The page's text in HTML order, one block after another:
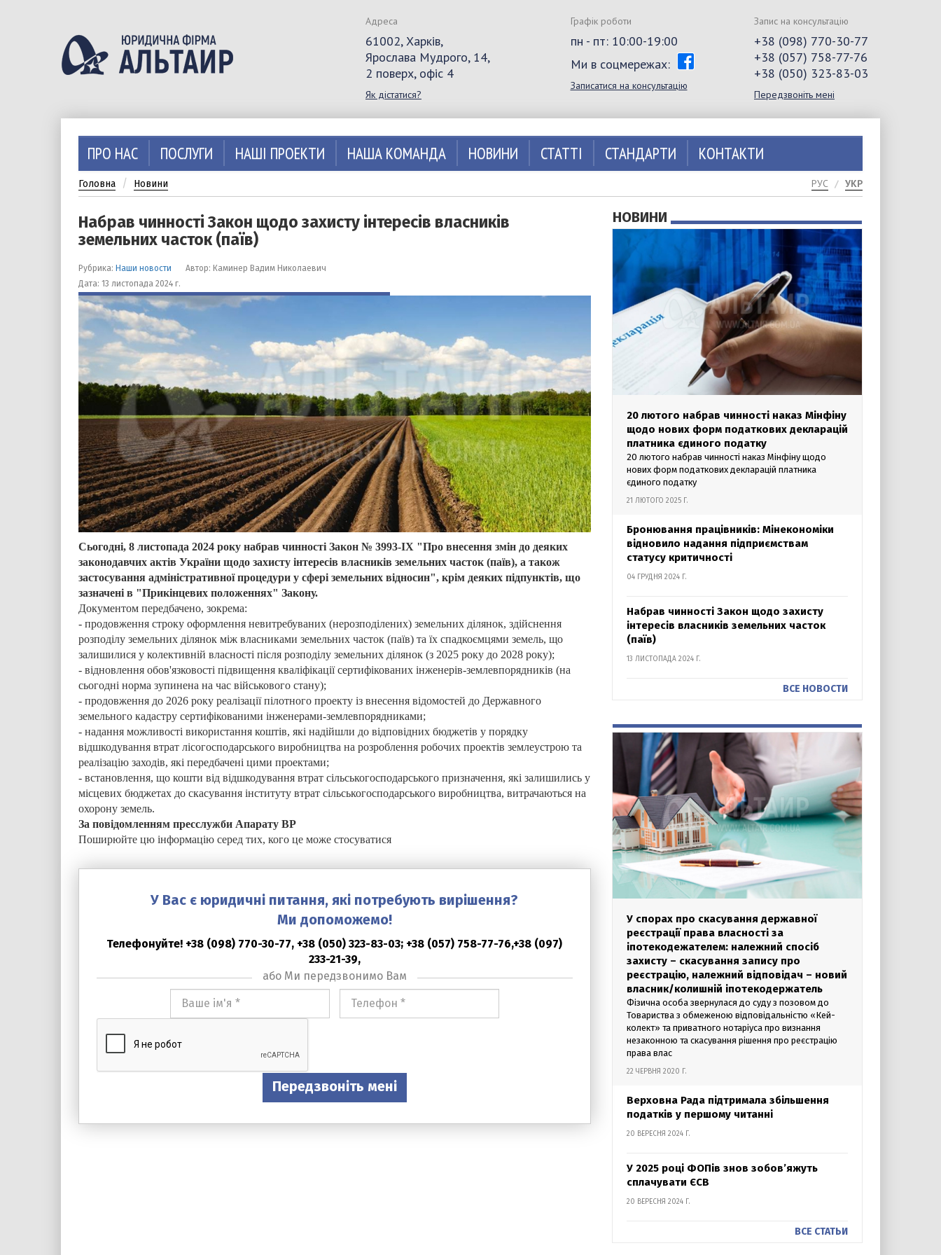
Адреса
61002, Харків,
Ярослава Мудрого, 14,
2 поверх, офіс 4
Як дістатися?
Графік роботи
пн - пт: 10:00-19:00
Ми в соцмережах:
Записатися на консультацію
Запис на консультацію
+38 (098) 770-30-77
+38 (057) 758-77-76
+38 (050) 323-83-03
Передзвоніть мені
ПРО НАС ПОСЛУГИ НАШІ ПРОЕКТИ НАША КОМАНДА НОВИНИ СТАТТІ СТАНДАРТИ КОНТАКТИ
Головна Новини РУС УКР
Набрав чинності Закон щодо захисту інтересів власників
земельних часток (паїв)
Рубрика: Наши новости
Автор: Каминер Вадим Николаевич
Дата: 13 листопада 2024 г.
Сьогодні, 8 листопада 2024 року набрав чинності Закон № 3993-IX "Про внесення змін до деяких
законодавчих актів України щодо захисту інтересів власників земельних часток (паїв), а також
застосування адміністративної процедури у сфері земельних відносин", крім деяких підпунктів, що
зазначені в "Прикінцевих положеннях" Закону.
Документом передбачено, зокрема:
- продовження строку оформлення невитребуваних (нерозподілених) земельних ділянок, здійснення
розподілу земельних ділянок між власниками земельних часток (паїв) та їх спадкоємцями земель, що
залишилися у колективній власності після розподілу земельних ділянок (з 2025 року до 2028 року);
- відновлення обов'язковості підвищення кваліфікації сертифікованих інженерів-землевпорядників (на
сьогодні норма зупинена на час військового стану);
- продовження до 2026 року реалізації пілотного проекту із внесення відомостей до Державного
земельного кадастру сертифікованими інженерами-землевпорядниками;
- надання можливості використання коштів, які надійшли до відповідних бюджетів у порядку
відшкодування втрат лісогосподарського виробництва на розроблення робочих проектів землеустрою та
реалізацію заходів, які передбачені цими проектами;
- встановлення, що кошти від відшкодування втрат сільськогосподарського призначення, які залишились у
місцевих бюджетах до скасування інституту втрат сільськогосподарського виробництва, витрачаються на
охорону земель.
За повідомленням пресслужби Апарату ВР
Поширюйте цю інформацію серед тих, кого це може стосуватися
У Вас є юридичні питання, які потребують вирішення?
Ми допоможемо!
Телефонуйте! +38 (098) 770-30-77, +38 (050) 323-83-03; +38 (057) 758-77-76,+38 (097)
233-21-39,
або Ми передзвонимо Вам
Ваше
ім'я
Номер
телефона
Передзвоніть мені
НОВИНИ
20 лютого набрав чинності наказ Мінфіну
щодо нових форм податкових декларацій
платника єдиного податку
20 лютого набрав чинності наказ Мінфіну щодо
нових форм податкових декларацій платника
єдиного податку
21 ЛЮТОГО 2025 Г.
Бронювання працівників: Мінекономіки
відновило надання підприємствам
статусу критичності
04 ГРУДНЯ 2024 Г.
Набрав чинності Закон щодо захисту
інтересів власників земельних часток
(паїв)
13 ЛИСТОПАДА 2024 Г.
ВСЕ НОВОСТИ
У спорах про скасування державної
реєстрації права власності за
іпотекодежателем: належний спосіб
захисту – скасування запису про
реєстрацію, належний відповідач – новий
власник/колишній іпотекодержатель
Фізична особа звернулася до суду з позовом до
Товариства з обмеженою відповідальністю «Кей-
колект» та приватного нотаріуса про визнання
незаконною та скасування рішення про реєстрацію
права влас
22 ЧЕРВНЯ 2020 Г.
Верховна Рада підтримала збільшення
податків у першому читанні
20 ВЕРЕСНЯ 2024 Г.
У 2025 році ФОПів знов зобов’яжуть
сплачувати ЄСВ
20 ВЕРЕСНЯ 2024 Г.
ВСЕ СТАТЬИ